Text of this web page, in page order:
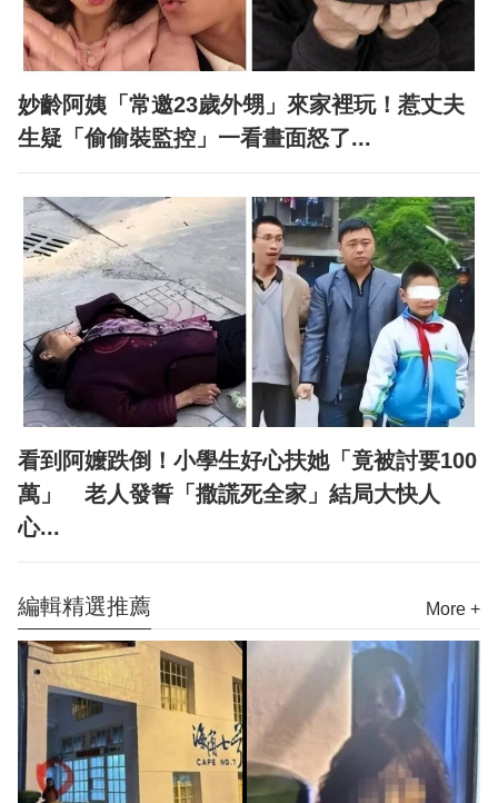
妙齡阿姨「常邀23歲外甥」來家裡玩！惹丈夫
生疑「偷偷裝監控」一看畫面怒了...
看到阿嬤跌倒！小學生好心扶她「竟被討要100
萬」 老人發誓「撒謊死全家」結局大快人
心...
編輯精選推薦 More +